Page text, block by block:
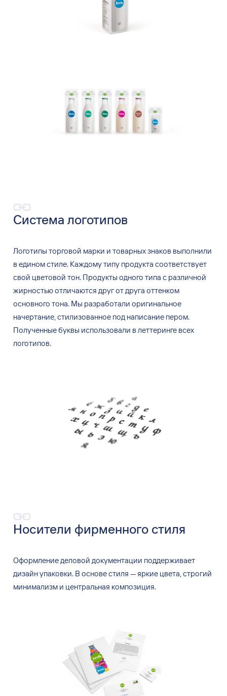
Система логотипов
Логотипы торговой марки и товарных знаков выполнили
в едином стиле. Каждому типу продукта соответствует
свой цветовой тон. Продукты одного типа с различной
жирностью отличаются друг от друга оттенком
основного тона. Мы разработали оригинальное
начертание, стилизованное под написание пером.
Полученные буквы использовали в леттеринге всех
логотипов.
Носители фирменного стиля
Оформление деловой документации поддерживает
дизайн упаковки. В основе стиля —яркие цвета, строгий
минимализм и центральная композиция.